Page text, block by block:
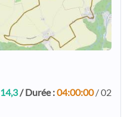
14,3/ Durée :04:00:00/ 02